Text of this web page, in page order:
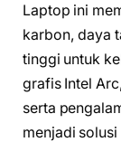
Laptop ini
karbon, daya
tinggi untuk
grafis Intel
serta
menjadi